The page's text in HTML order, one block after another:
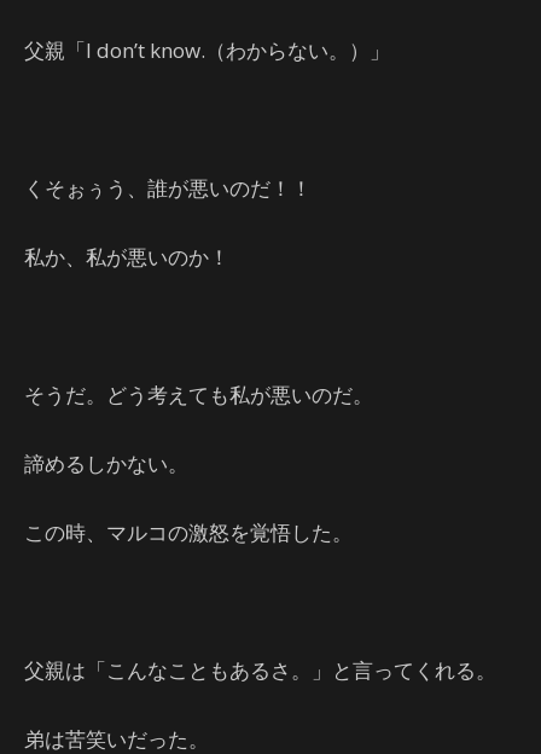
父親「I don’t know.（わからない。）」
くそぉぅう、誰が悪いのだ！！
私か、私が悪いのか！
そうだ。どう考えても私が悪いのだ。
諦めるしかない。
この時、マルコの激怒を覚悟した。
父親は「こんなこともあるさ。」と言ってくれる。
弟は苦笑いだった。